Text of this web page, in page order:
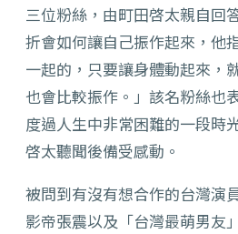
三位粉絲，由町田啓太親自回
折會如何讓自己振作起來，他
一起的，只要讓身體動起來，
也會比較振作。」該名粉絲也
度過人生中非常困難的一段時
啓太聽聞後備受感動。
被問到有沒有想合作的台灣演
影帝張震以及「台灣最萌男友